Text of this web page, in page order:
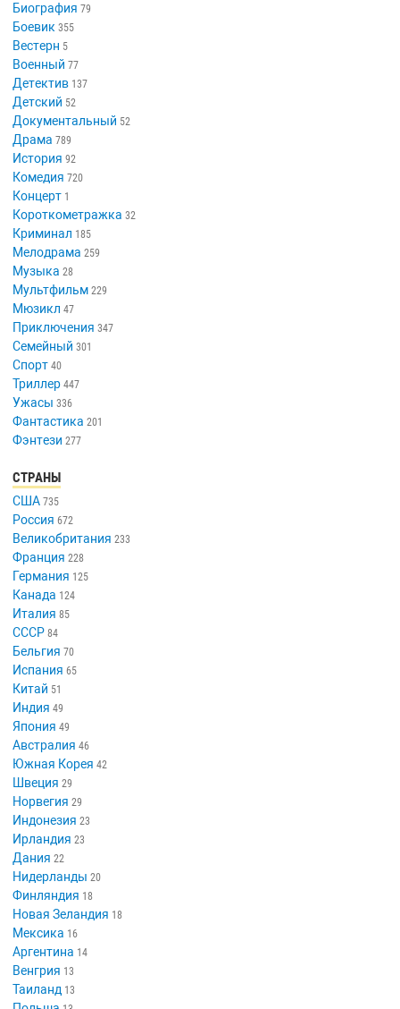
Биография 79
Боевик 355
Вестерн 5
Военный 77
Детектив 137
Детский 52
Документальный 52
Драма 789
История 92
Комедия 720
Концерт 1
Короткометражка 32
Криминал 185
Мелодрама 259
Музыка 28
Мультфильм 229
Мюзикл 47
Приключения 347
Семейный 301
Спорт 40
Триллер 447
Ужасы 336
Фантастика 201
Фэнтези 277
СТРАНЫ
США 735
Россия 672
Великобритания 233
Франция 228
Германия 125
Канада 124
Италия 85
СССР 84
Бельгия 70
Испания 65
Китай 51
Индия 49
Япония 49
Австралия 46
Южная Корея 42
Швеция 29
Норвегия 29
Индонезия 23
Ирландия 23
Дания 22
Нидерланды 20
Финляндия 18
Новая Зеландия 18
Мексика 16
Аргентина 14
Венгрия 13
Таиланд 13